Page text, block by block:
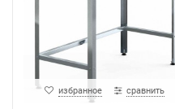
избранное сравнить